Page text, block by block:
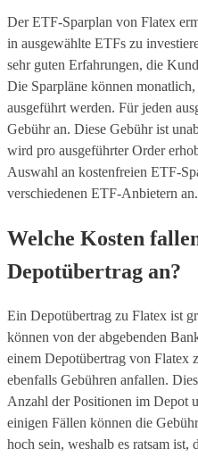
Der ETF-Sparplan von Flatex
in ausgewählte ETFs zu
sehr guten Erfahrungen, die
Die Sparpläne können
ausgeführt werden. Für jeden
Gebühr an. Diese Gebühr ist
wird pro ausgeführter Order
Auswahl an kostenfreien ETF-
verschiedenen ETF-Anbietern an.
Welche Kosten
Depotübertrag an?
Ein Depotübertrag zu Flatex ist
können von der abgebenden
einem Depotübertrag von Flatex
ebenfalls Gebühren anfallen.
Anzahl der Positionen im Depot
einigen Fällen können die
hoch sein, weshalb es ratsam ist,